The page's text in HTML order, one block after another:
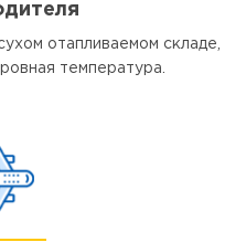
отапливаемом складе,
температура.